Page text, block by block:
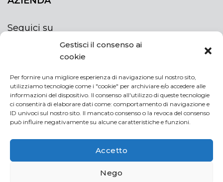
Gestisci il consenso ai
cookie
Per fornire una migliore esperienza di navigazione sul nostro sito,
utilizziamo tecnologie come i "cookie" per archiviare e/o accedere alle
informazioni del dispositivo. Il consenso all'utilizzo di queste tecnologie
ci consentirà di elaborare dati come: comportamento di navigazione e
ID univoci sul nostro sito. Il mancato consenso o la revoca del consenso
può influire negativamente su alcune caratteristiche e funzioni.
Accetto
Nego
Seguici su
ISCRIVITI ALLA NEWSLETTER
Rimani sempre aggiornato iscrivendoti alla
newsletter
NEWSLETTER
Acconsento al trattamento dei miei dati personali
If